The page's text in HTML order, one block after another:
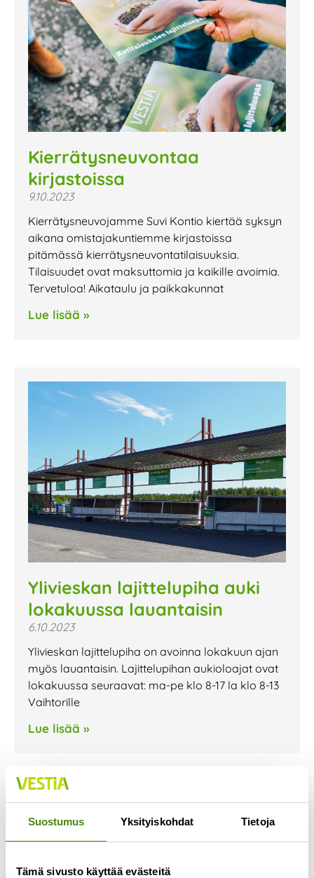
Suostumus Yksityiskohdat Tietoja
Tämä sivusto käyttää evästeitä
Kierrätysneuvontaa
kirjastoissa
9.10.2023
Kierrätysneuvojamme Suvi Kontio kiertää syksyn
aikana omistajakuntiemme kirjastoissa
pitämässä kierrätysneuvontatilaisuuksia.
Tilaisuudet ovat maksuttomia ja kaikille avoimia.
Tervetuloa! Aikataulu ja paikkakunnat
Lue lisää »
Ylivieskan lajittelupiha auki
lokakuussa lauantaisin
6.10.2023
Ylivieskan lajittelupiha on avoinna lokakuun ajan
myös lauantaisin. Lajittelupihan aukioloajat ovat
lokakuussa seuraavat: ma-pe klo 8-17 la klo 8-13
Vaihtorille
Lue lisää »
Jäteastioiden
tyhjennyspäivissä muutoksia
loka-marraskuussa
28.9.2023